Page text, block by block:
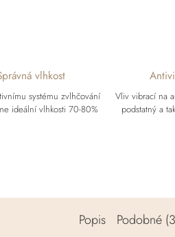
vlhkost
systému zvlhčování
ideální vlhkosti 70-80%
Vliv vibrací na
podstatný a
Popis Podobné